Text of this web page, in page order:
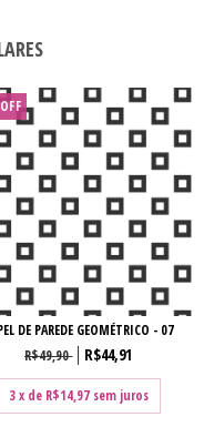
DE PAREDE GEOMÉTRICO - 07
R$49,90
R$44,91
3x de R$14,97 sem juros